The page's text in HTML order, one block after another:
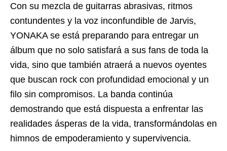
Con su mezcla de guitarras abrasivas, ritmos
contundentes y la voz inconfundible de Jarvis,
YONAKA se está preparando para entregar un
álbum que no solo satisfará a sus fans de toda la
vida, sino que también atraerá a nuevos oyentes
que buscan rock con profundidad emocional y un
filo sin compromisos. La banda continúa
demostrando que está dispuesta a enfrentar las
realidades ásperas de la vida, transformándolas en
himnos de empoderamiento y supervivencia.